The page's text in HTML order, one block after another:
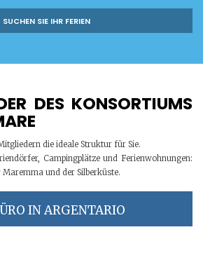
SUCHEN SIE IHR FERIEN
DES KONSORTIUMS
die ideale Struktur für Sie.
Campingplätze und Ferienwohnungen:
und der Silberküste.
IN ARGENTARIO